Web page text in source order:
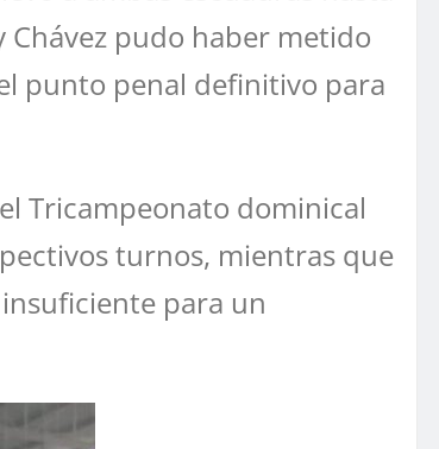
pudo haber metido
punto penal definitivo para
Tricampeonato dominical
turnos, mientras que
para un